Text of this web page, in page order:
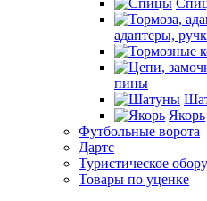
адаптеры,
пины
Якорь
Футбольные ворота
Дартс
Туристическое
Товары по уценке